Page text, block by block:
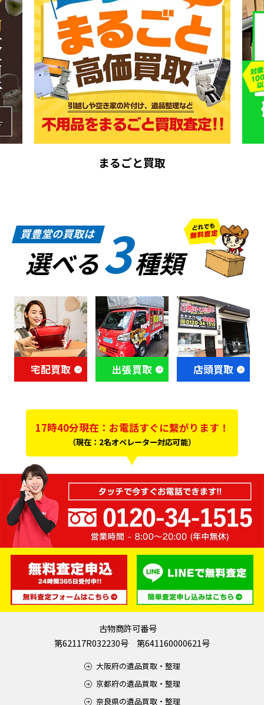
まるごと買取
買豊堂の買取は
選べる3種類
宅配買取 出張買取 店頭買取
17時40分現在：お電話すぐに繋がります！
（現在：2名オペレーター対応可能）
古物商許可番号
第62117R032230号 第641160000621号
大阪府の遺品買取・整理
京都府の遺品買取・整理
奈良県の遺品買取・整理